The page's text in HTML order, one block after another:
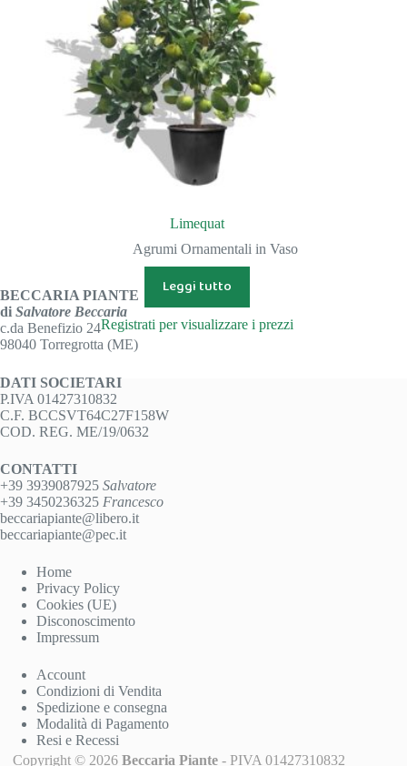
Limequat
Agrumi Ornamentali in Vaso
Leggi tutto
Registrati per visualizzare i prezzi
BECCARIA PIANTE
di Salvatore Beccaria
c.da Benefizio 24
98040 Torregrotta (ME)
DATI SOCIETARI
P.IVA 01427310832
C.F. BCCSVT64C27F158W
COD. REG. ME/19/0632
CONTATTI
+39 3939087925 Salvatore
+39 3450236325 Francesco
beccariapiante@libero.it
beccariapiante@pec.it
Home
Privacy Policy
Cookies (UE)
Disconoscimento
Impressum
Account
Condizioni di Vendita
Spedizione e consegna
Modalità di Pagamento
Resi e Recessi
Copyright © 2026Beccaria Piante - PIVA 01427310832